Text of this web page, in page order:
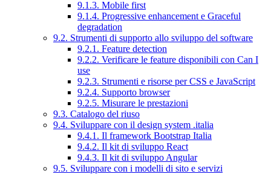
9.1.3. Mobile first
9.1.4. Progressive enhancement e Graceful
degradation
9.2. Strumenti di supporto allo sviluppo del software
9.2.1. Feature detection
9.2.2. Verificare le feature disponibili con Can I
use
9.2.3. Strumenti e risorse per CSS e JavaScript
9.2.4. Supporto browser
9.2.5. Misurare le prestazioni
9.3. Catalogo del riuso
9.4. Sviluppare con il design system .italia
9.4.1. Il framework Bootstrap Italia
9.4.2. Il kit di sviluppo React
9.4.3. Il kit di sviluppo Angular
9.5. Sviluppare con i modelli di sito e servizi